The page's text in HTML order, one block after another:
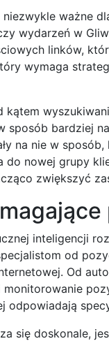
ważne
wydarzeń w
linków,
wymaga
sposób bardziej
na nie w
nowej grupy
zwiększyć
inteligencji
od
Od
odpowiadają
się doskonale,